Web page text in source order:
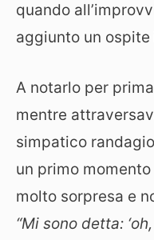
quando
aggiunto un
A notarlo per
mentre
simpatico
un primo
molto sorpresa e
“Mi sono detta: